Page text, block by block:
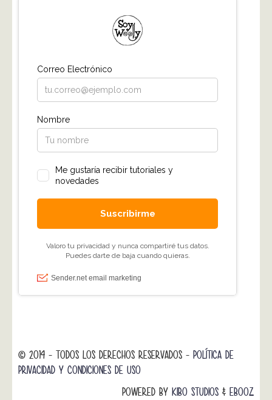
© 2014 - TODOS LOS DERECHOS RESERVADOS - POLÍTICA DE
PRIVACIDAD Y CONDICIONES DE USO
POWERED BY KIBO STUDIOS & EBOOZ